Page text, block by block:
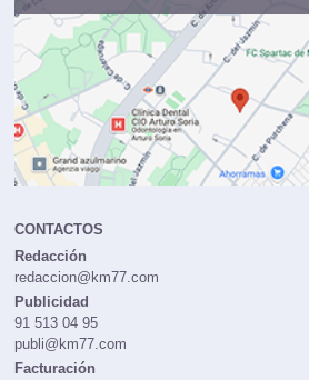
CONTACTOS
Redacción
redaccion@km77.com
Publicidad
91 513 04 95
publi@km77.com
Facturación